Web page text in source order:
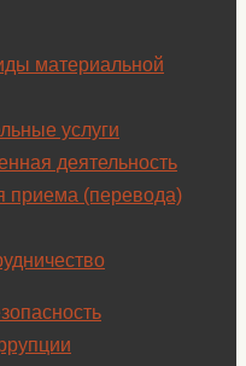
материальной
услуги
деятельность
приема (перевода)